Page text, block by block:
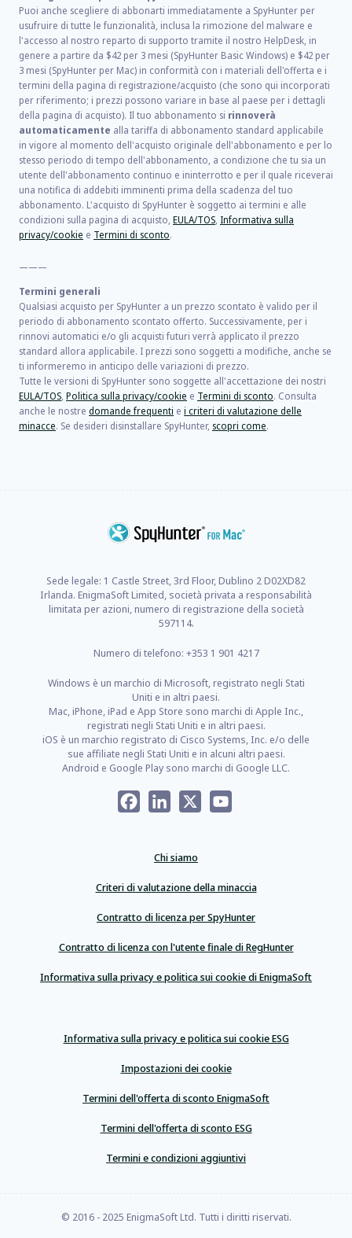
Puoi anche scegliere di abbonarti immediatamente a SpyHunter per
usufruire di tutte le funzionalità, inclusa la rimozione del malware e
l'accesso al nostro reparto di supporto tramite il nostro HelpDesk, in
genere a partire da $42 per 3 mesi (SpyHunter Basic Windows) e $42 per
3 mesi (SpyHunter per Mac) in conformità con i materiali dell'offerta e i
termini della pagina di registrazione/acquisto (che sono qui incorporati
per riferimento; i prezzi possono variare in base al paese per i dettagli
della pagina di acquisto). Il tuo abbonamento si rinnoverà
automaticamente alla tariffa di abbonamento standard applicabile
in vigore al momento dell'acquisto originale dell'abbonamento e per lo
stesso periodo di tempo dell'abbonamento, a condizione che tu sia un
utente dell'abbonamento continuo e ininterrotto e per il quale riceverai
una notifica di addebiti imminenti prima della scadenza del tuo
abbonamento. L'acquisto di SpyHunter è soggetto ai termini e alle
condizioni sulla pagina di acquisto, EULA/TOS, Informativa sulla
privacy/cookie e Termini di sconto.
———
Termini generali
Qualsiasi acquisto per SpyHunter a un prezzo scontato è valido per il
periodo di abbonamento scontato offerto. Successivamente, per i
rinnovi automatici e/o gli acquisti futuri verrà applicato il prezzo
standard allora applicabile. I prezzi sono soggetti a modifiche, anche se
ti informeremo in anticipo delle variazioni di prezzo.
Tutte le versioni di SpyHunter sono soggette all'accettazione dei nostri
EULA/TOS, Politica sulla privacy/cookie e Termini di sconto. Consulta
anche le nostre domande frequenti e i criteri di valutazione delle
minacce. Se desideri disinstallare SpyHunter, scopri come.
Sede legale: 1 Castle Street, 3rd Floor, Dublino 2 D02XD82
Irlanda. EnigmaSoft Limited, società privata a responsabilità
limitata per azioni, numero di registrazione della società
597114.
Numero di telefono: +353 1 901 4217
Windows è un marchio di Microsoft, registrato negli Stati
Uniti e in altri paesi.
Mac, iPhone, iPad e App Store sono marchi di Apple Inc.,
registrati negli Stati Uniti e in altri paesi.
iOS è un marchio registrato di Cisco Systems, Inc. e/o delle
sue affiliate negli Stati Uniti e in alcuni altri paesi.
Android e Google Play sono marchi di Google LLC.
FacebookLinkedIn
Chi siamo
Criteri di valutazione della minaccia
Contratto di licenza per SpyHunter
Contratto di licenza con l'utente finale di RegHunter
Informativa sulla privacy e politica sui cookie di EnigmaSoft
Informativa sulla privacy e politica sui cookie ESG
Impostazioni dei cookie
Termini dell'offerta di sconto EnigmaSoft
Termini dell'offerta di sconto ESG
Termini e condizioni aggiuntivi
© 2016 - 2025 EnigmaSoft Ltd. Tutti i diritti riservati.